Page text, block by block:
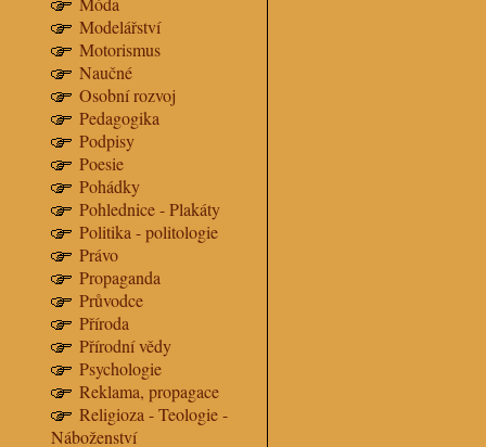
Modelářství
Motorismus
Naučné
Osobní rozvoj
Pedagogika
Podpisy
Poesie
Pohádky
Pohlednice - Plakáty
Politika - politologie
Právo
Propaganda
Průvodce
Příroda
Přírodní vědy
Psychologie
Reklama, propagace
Religioza - Teologie -
Náboženství